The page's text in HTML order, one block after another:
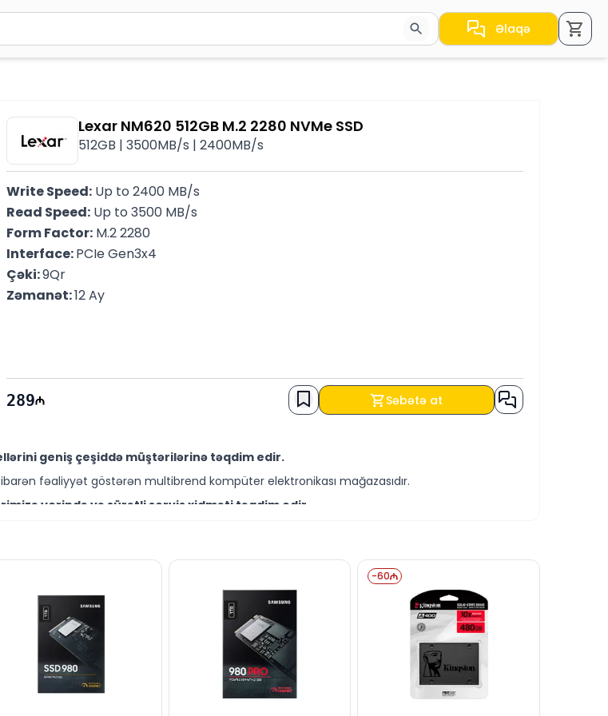
üçün Enter düyməsini basın və ya nəticələr arasında keçid etmək üçün ox
Əlaqə
Lexar NM620 512GB M.2 2280 NVMe SSD
512GB | 3500MB/s | 2400MB/s
Write Speed: Up to 2400 MB/s
Read Speed: Up to 3500 MB/s
Form Factor: M.2 2280
Interface: PCIe Gen3x4
Çəki: 9Qr
Zəmanət: 12 Ay
289 Səbətə at
geniş çeşiddə müştərilərinə təqdim edir.
fəaliyyət göstərən multibrend kompüter elektronikası mağazasıdır.
yerində və sürətli servis xidməti təqdim edir.
NƏĞD, KÖÇÜRMƏ həmçinin KREDİT şərtləri ilə əldə edə bilərsiniz.
suallarınızı saytımız vasitəsilə bizə yaza bilərsiniz.
hər gün 10:00-19:00 saatlarında aktivdir.
saytımızın canlı dəstək xəttində cavablandırmağa hər daim hazırıq.
edə və ya WhatsApp nömrəmizə mesaj göndərə bilərsiniz.
-60